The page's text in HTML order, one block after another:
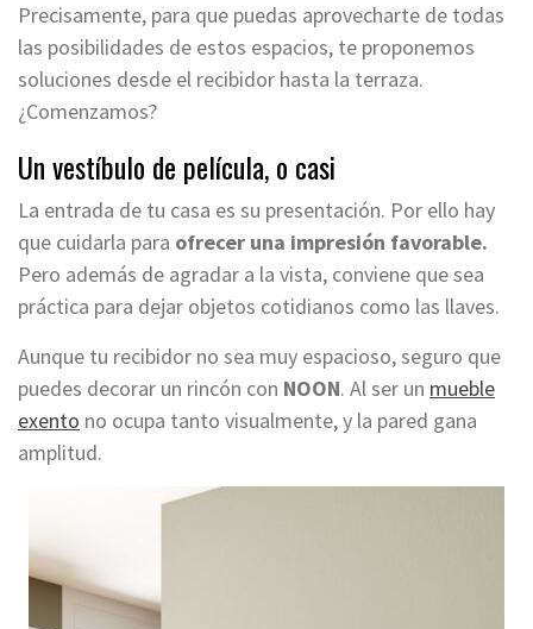
Precisamente, para que puedas aprovecharte de todas
las posibilidades de estos espacios, te proponemos
soluciones desde el recibidor hasta la terraza.
¿Comenzamos?
Un vestíbulo de película, o casi
La entrada de tu casa es su presentación. Por ello hay
que cuidarla para ofrecer una impresión favorable.
Pero además de agradar a la vista, conviene que sea
práctica para dejar objetos cotidianos como las llaves.
Aunque tu recibidor no sea muy espacioso, seguro que
puedes decorar un rincón con NOON. Al ser un mueble
exento no ocupa tanto visualmente, y la pared gana
amplitud.